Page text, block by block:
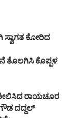
ಸ್ವಾಗತ ಕೋರಿದ
ತೊಲಗಿಸಿ ಕೊಪ್ಪಳ
ರಾಯಚೂರ
ದದ್ದಲ್